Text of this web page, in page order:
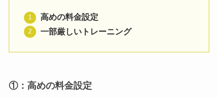
高めの料金設定
一部厳しいトレーニング
①：高めの料金設定